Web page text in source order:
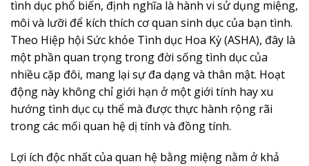
tình dục phổ biến, định nghĩa là hành vi sử dụng miệng,
môi và lưỡi để kích thích cơ quan sinh dục của bạn tình.
Theo Hiệp hội Sức khỏe Tình dục Hoa Kỳ (ASHA), đây là
một phần quan trọng trong đời sống tình dục của
nhiều cặp đôi, mang lại sự đa dạng và thân mật. Hoạt
động này không chỉ giới hạn ở một giới tính hay xu
hướng tình dục cụ thể mà được thực hành rộng rãi
trong các mối quan hệ dị tính và đồng tính.
Lợi ích độc nhất của quan hệ bằng miệng nằm ở khả